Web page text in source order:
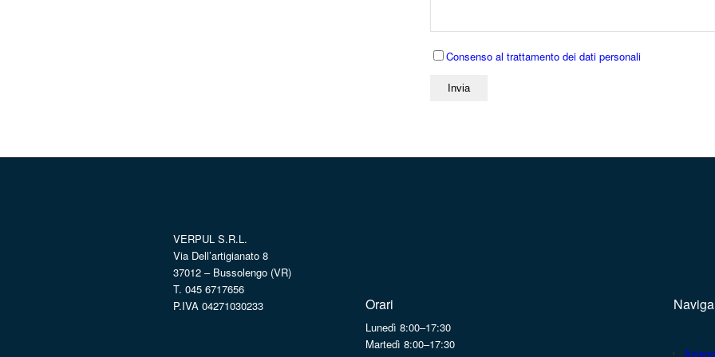
Consenso al trattamento dei dati personali
VERPUL S.R.L.
Via Dell’artigianato 8
37012 – Bussolengo (VR)
T. 045 6717656
P.IVA 04271030233
Orari
Lunedì 8:00–17:30
Martedì 8:00–17:30
Naviga